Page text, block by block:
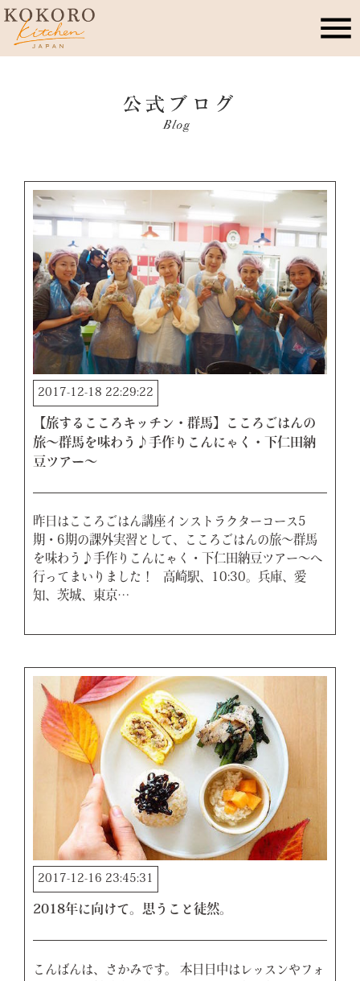
こころキッチンとは
レッスン・イベント
季節のこころレシピ
公式ブログ
お問合せ
2017-12-18 22:29:22
【旅するこころキッチン・群馬】こころごはんの
旅〜群馬を味わう♪手作りこんにゃく・下仁田納
豆ツアー〜
昨日はこころごはん講座インストラクターコース5
期・6期の課外実習として、こころごはんの旅〜群馬
を味わう♪手作りこんにゃく・下仁田納豆ツアー〜へ
行ってまいりました！ 高崎駅、10:30。兵庫、愛
知、茨城、東京…
2017-12-16 23:45:31
2018年に向けて。思うこと徒然。
こんばんは、さかみです。 本日日中はレッスンやフォ